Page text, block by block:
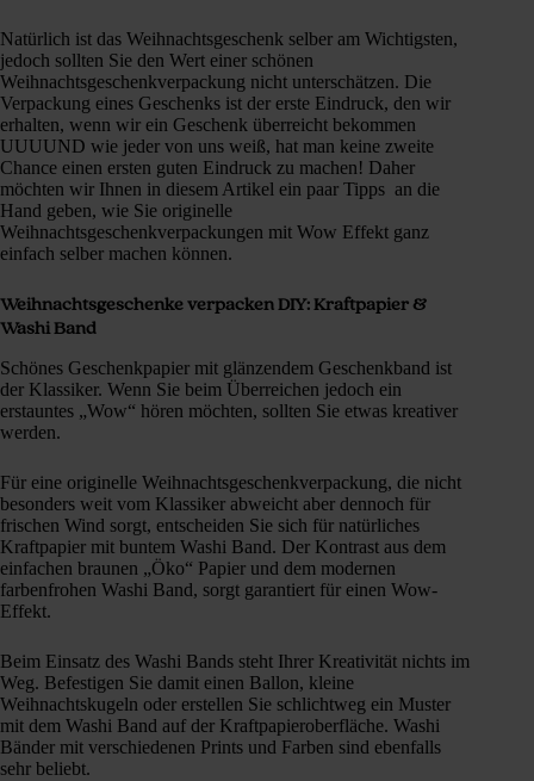
Natürlich ist das Weihnachtsgeschenk selber am Wichtigsten,
jedoch sollten Sie den Wert einer schönen
Weihnachtsgeschenkverpackung nicht unterschätzen. Die
Verpackung eines Geschenks ist der erste Eindruck, den wir
erhalten, wenn wir ein Geschenk überreicht bekommen
UUUUND wie jeder von uns weiß, hat man keine zweite
Chance einen ersten guten Eindruck zu machen! Daher
möchten wir Ihnen in diesem Artikel ein paar Tipps an die
Hand geben, wie Sie originelle
Weihnachtsgeschenkverpackungen mit Wow Effekt ganz
einfach selber machen können.
Weihnachtsgeschenke verpacken DIY: Kraftpapier &
WashiBand
Schönes Geschenkpapier mit glänzendem Geschenkband ist
der Klassiker. Wenn Sie beim Überreichen jedoch ein
erstauntes „Wow“ hören möchten, sollten Sie etwas kreativer
werden.
Für eine originelle Weihnachtsgeschenkverpackung, die nicht
besonders weit vom Klassiker abweicht aber dennoch für
frischen Wind sorgt, entscheiden Sie sich für natürliches
Kraftpapier mit buntem Washi Band. Der Kontrast aus dem
einfachen braunen „Öko“ Papier und dem modernen
farbenfrohen Washi Band, sorgt garantiert für einen Wow-
Effekt.
Beim Einsatz des Washi Bands steht Ihrer Kreativität nichts im
Weg. Befestigen Sie damit einen Ballon, kleine
Weihnachtskugeln oder erstellen Sie schlichtweg ein Muster
mit dem Washi Band auf der Kraftpapieroberfläche. Washi
Bänder mit verschiedenen Prints und Farben sind ebenfalls
sehr beliebt.